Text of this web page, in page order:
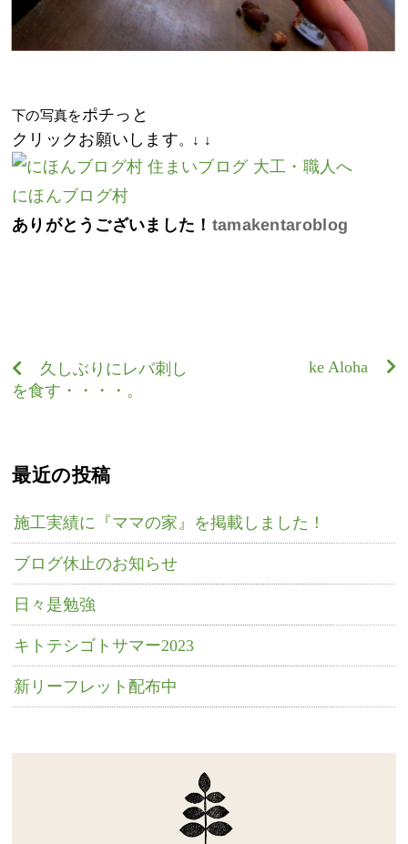
下の写真をポチっと
クリックお願いします。↓ ↓
にほんブログ村
ありがとうございました！tamakentaroblog
久しぶりにレバ刺し
を食す・・・・。
ke Aloha
最近の投稿
施工実績に『ママの家』を掲載しました！
ブログ休止のお知らせ
日々是勉強
キトテシゴトサマー2023
新リーフレット配布中